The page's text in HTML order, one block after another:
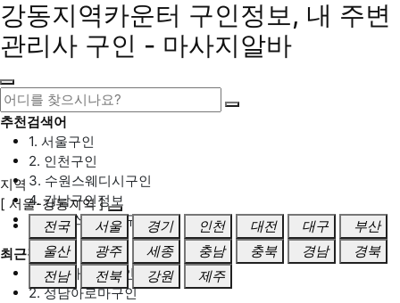
강동지역카운터 구인정보, 내 주변
관리사 구인 - 마사지알바
추천검색어
1. 서울구인
2. 인천구인
3. 수원스웨디시구인
4. 강남구인정보
5. 동탄스웨디시구인
최근검색어
1. 일산마사지구인
2. 성남아로마구인
지역
[ 서울-강동지역 ]
전국
서울 경기 인천 대전 대구
부산
울산
광주 세종 충남 충북 경남
경북
전남
전북 강원 제주